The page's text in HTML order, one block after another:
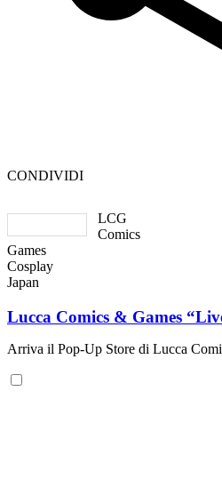
CONDIVIDI
LCG
Comics
Games
Cosplay
Japan
Lucca Comics & Games
Arriva il Pop-Up Store di Lucca